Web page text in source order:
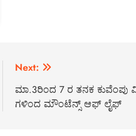
Next:
ಮಾ.3ರಿಂದ 7 ರ ತನಕ
ಗಳಿಂದ ಮೌಂಟೆನ್ಸ್ ಆಫ್ ಲೈಫ್